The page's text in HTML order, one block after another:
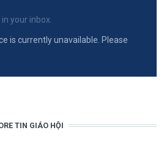
your inbox.
is currently unavailable. Please
TIN GIÁO HỘI